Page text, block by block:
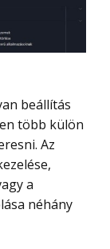
több külön
Az
a
néhány